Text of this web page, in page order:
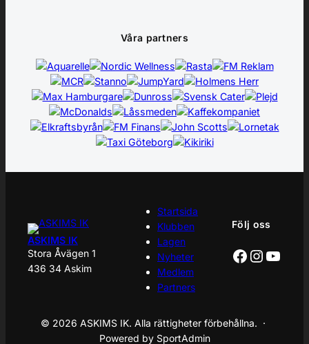
Våra partners
ASKIMS IK
Stora Åvägen 1
436 34 Askim
Startsida
Klubben
Lagen
Nyheter
Medlem
Partners
Följ oss
Facebook
© 2026 ASKIMS IK. Alla rättigheter förbehållna. ·
Powered by SportAdmin